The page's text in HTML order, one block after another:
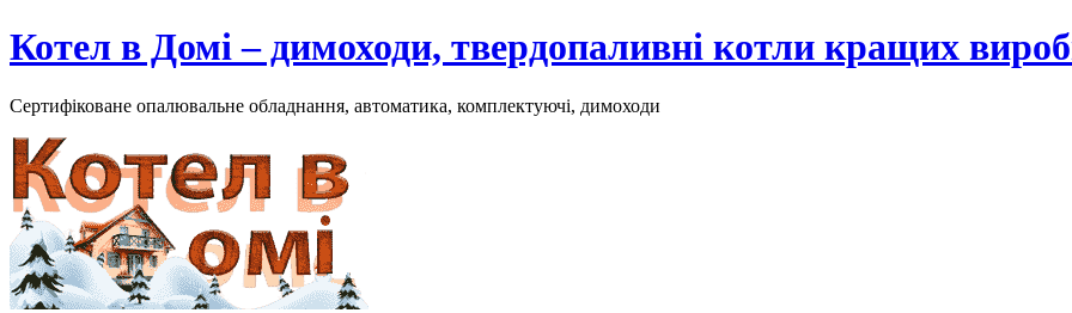
Skip
to
Котел в Домі – димоходи, твердопаливні котли кращих
Сертифіковане опалювальне обладнання, автоматика, комплектуючі, димоходи